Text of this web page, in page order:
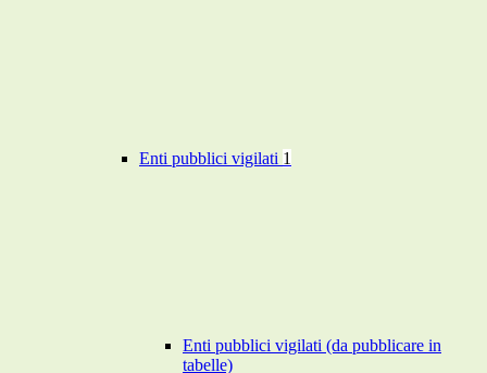
Enti pubblici vigilati 1
Enti pubblici vigilati (da pubblicare in
tabelle)